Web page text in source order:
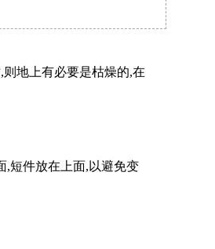
地上有必要是枯燥的,在
短件放在上面,以避免变